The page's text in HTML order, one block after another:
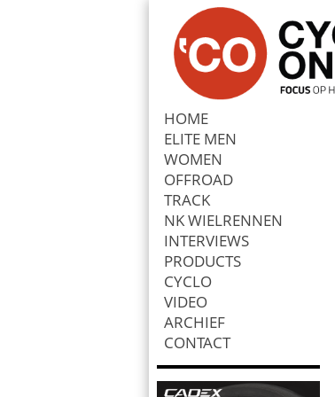
HOME
ELITE MEN
WOMEN
OFFROAD
TRACK
NK WIELRENNEN
INTERVIEWS
PRODUCTS
CYCLO
VIDEO
ARCHIEF
CONTACT
Zoek